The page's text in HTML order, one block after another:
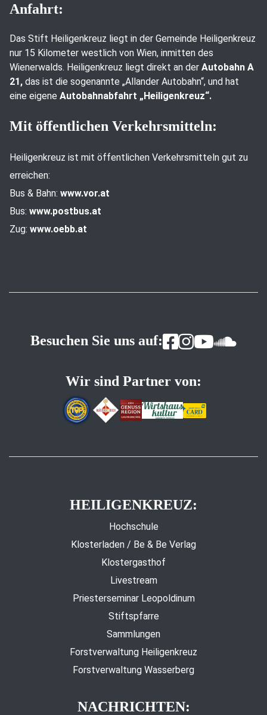
Anfahrt:
Das Stift Heiligenkreuz liegt in der Gemeinde Heiligenkreuz
nur 15 Kilometer westlich von Wien, inmitten des
Wienerwalds. Heiligenkreuz liegt direkt an der Autobahn A
21, das ist die sogenannte „Allander Autobahn“, und hat
eine eigene Autobahnabfahrt „Heiligenkreuz“.
Mit öffentlichen Verkehrsmitteln:
Heiligenkreuz ist mit öffentlichen Verkehrsmitteln gut zu
erreichen:
Bus & Bahn: www.vor.at
Bus: www.postbus.at
Zug: www.oebb.at
Besuchen Sie uns auf:
Wir sind Partner von:
HEILIGENKREUZ:
Hochschule
Klosterladen / Be & Be Verlag
Klostergasthof
Livestream
Priesterseminar Leopoldinum
Stiftspfarre
Sammlungen
Forstverwaltung Heiligenkreuz
Forstverwaltung Wasserberg
NACHRICHTEN: